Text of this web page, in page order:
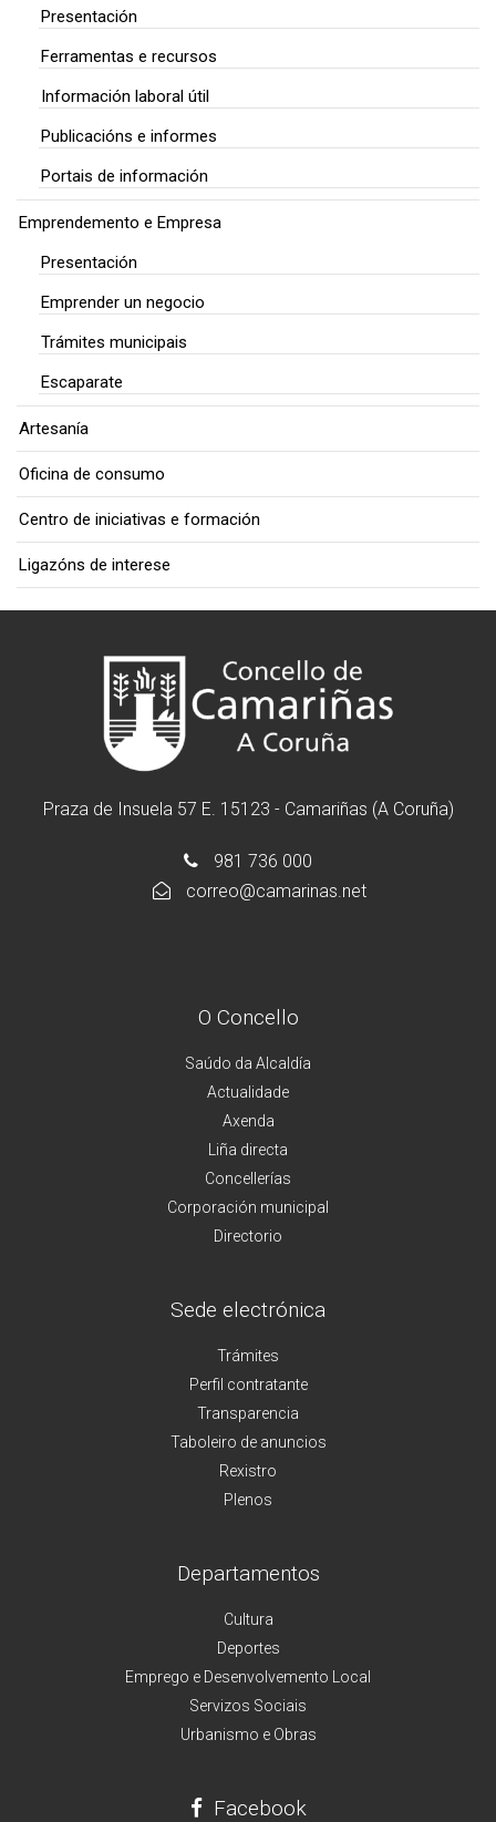
Presentación
Ferramentas e recursos
Información laboral útil
Publicacións e informes
Portais de información
Emprendemento e Empresa
Presentación
Emprender un negocio
Trámites municipais
Escaparate
Artesanía
Oficina de consumo
Centro de iniciativas e formación
Ligazóns de interese
Praza de Insuela 57 E. 15123 - Camariñas (A Coruña)
981 736 000
correo@camarinas.net
O Concello
Saúdo da Alcaldía
Actualidade
Axenda
Liña directa
Concellerías
Corporación municipal
Directorio
Sede electrónica
Trámites
Perfil contratante
Transparencia
Taboleiro de anuncios
Rexistro
Plenos
Departamentos
Cultura
Deportes
Emprego e Desenvolvemento Local
Servizos Sociais
Urbanismo e Obras
Facebook